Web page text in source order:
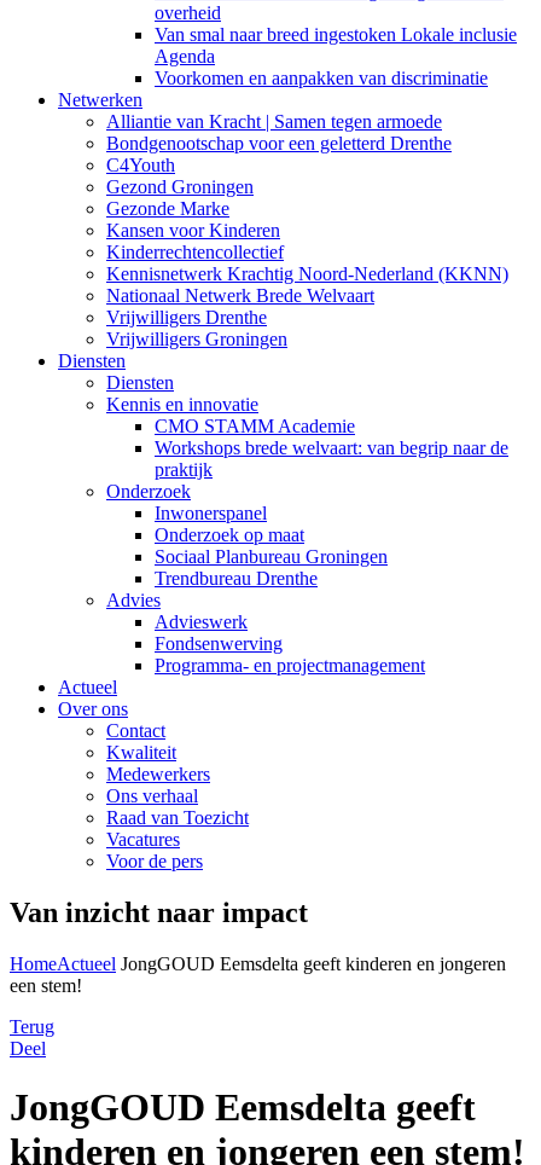
overheid
Van smal naar breed ingestoken Lokale inclusie
Agenda
Voorkomen en aanpakken van discriminatie
Netwerken
Alliantie van Kracht | Samen tegen armoede
Bondgenootschap voor een geletterd Drenthe
C4Youth
Gezond Groningen
Gezonde Marke
Kansen voor Kinderen
Kinderrechtencollectief
Kennisnetwerk Krachtig Noord-Nederland (KKNN)
Nationaal Netwerk Brede Welvaart
Vrijwilligers Drenthe
Vrijwilligers Groningen
Diensten
Diensten
Kennis en innovatie
CMO STAMM Academie
Workshops brede welvaart: van begrip naar de
praktijk
Onderzoek
Inwonerspanel
Onderzoek op maat
Sociaal Planbureau Groningen
Trendbureau Drenthe
Advies
Advieswerk
Fondsenwerving
Programma- en projectmanagement
Actueel
Over ons
Contact
Kwaliteit
Medewerkers
Ons verhaal
Raad van Toezicht
Vacatures
Voor de pers
Van inzicht naar impact
HomeActueel JongGOUD Eemsdelta geeft kinderen en jongeren
een stem!
Terug
Deel
JongGOUD Eemsdelta geeft
kinderen en jongeren een stem!